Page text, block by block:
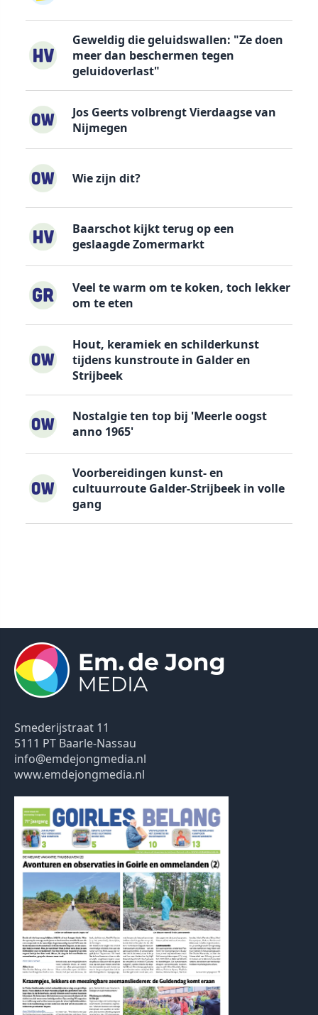
Geweldig die geluidswallen: "Ze doen
meer dan beschermen tegen
geluidoverlast"
Jos Geerts volbrengt Vierdaagse van
Nijmegen
Wie zijn dit?
Baarschot kijkt terug op een
geslaagde Zomermarkt
Veel te warm om te koken, toch lekker
om te eten
Hout, keramiek en schilderkunst
tijdens kunstroute in Galder en
Strijbeek
Nostalgie ten top bij 'Meerle oogst
anno 1965'
Voorbereidingen kunst- en
cultuurroute Galder-Strijbeek in volle
gang
Smederijstraat 11
5111 PT Baarle-Nassau
info@emdejongmedia.nl
www.emdejongmedia.nl